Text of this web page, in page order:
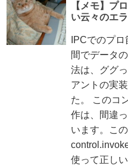
【メモ】プ
い云々のエ
IPCでのプ
間でデータ
法は、ググ
アントの実
た。 このコ
作は、間違
います。こ
使って正し